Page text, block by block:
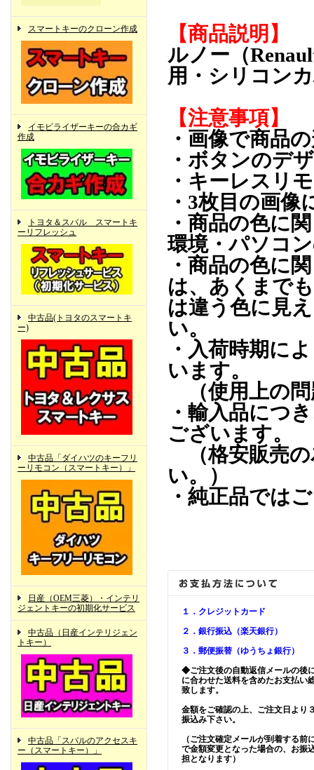
スマートキーのクローン作成
イモビライザーキーの合カギ
作成
トヨタ＆スバル スマートキ
ーリフレッシュ
中古品(トヨタのスマートキ
ー)
中古品「ダイハツのキーフリ
ーリモコン（スマートキー）」
日産（OEM三菱）・インテリ
ジェントキーの初期化サービス
中古品（日産インテリジェン
トキー）
中古品「スバルのアクセスキ
ー（スマートキー）」
【商品説明】
ルノー（
用・シリコン
【注意事項】
・画像で商品
・ボタンのデ
・キーレスリ
・3枚目の画
・商品の色に
環境・パソコ
・商品の色に
は、あくまで
は違う色に見
い。
・入荷時期に
います。
（使用上の問
・輸入品につ
ございます。
（格安販売の
い。）
・純正品では
１．クレジットカード
２．銀行振込（楽天銀行）
３．郵便振替（ゆうちょ銀行）
◆ご注文後の自動返信メールの後
に合わせた送料を含めたお支払い
致します。
金額をご確認の上、ご注文日より
振込み下さい。
（ご注文確定メールが到着する前
で金額変更となった場合の、お振
担となります）